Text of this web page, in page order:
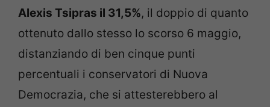
Alexis Tsipras il 31,5%, il doppio di quanto
ottenuto dallo stesso lo scorso 6 maggio,
distanziando di ben cinque punti
percentuali i conservatori di Nuova
Democrazia, che si attesterebbero al